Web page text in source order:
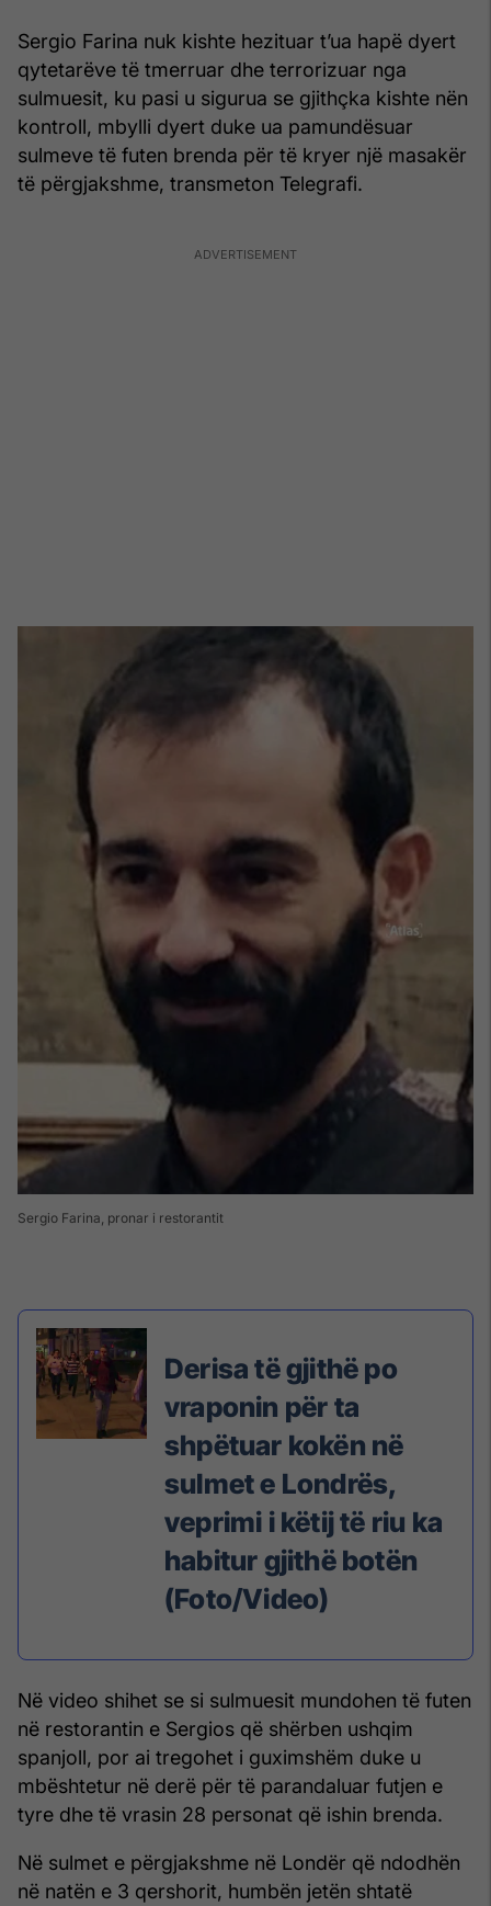
Sergio Farina nuk kishte hezituar t’ua hapë dyert
qytetarëve të tmerruar dhe terrorizuar nga
sulmuesit, ku pasi u sigurua se gjithçka kishte nën
kontroll, mbylli dyert duke ua pamundësuar
sulmeve të futen brenda për të kryer një masakër
të përgjakshme, transmeton Telegrafi.
Sergio Farina, pronar i restorantit
Derisa të gjithë po
vraponin për ta
shpëtuar kokën në
sulmet e Londrës,
veprimi i këtij të riu ka
habitur gjithë botën
(Foto/Video)
Në video shihet se si sulmuesit mundohen të futen
në restorantin e Sergios që shërben ushqim
spanjoll, por ai tregohet i guximshëm duke u
mbështetur në derë për të parandaluar futjen e
tyre dhe të vrasin 28 personat që ishin brenda.
Në sulmet e përgjakshme në Londër që ndodhën
në natën e 3 qershorit, humbën jetën shtatë